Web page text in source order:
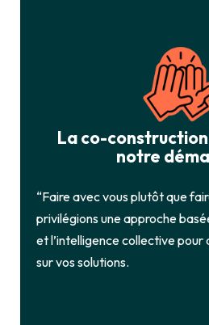
La co-
notre
“Faire avec vous plutôt que
privilégions une approche
et l’intelligence collective pour
sur vos solutions.